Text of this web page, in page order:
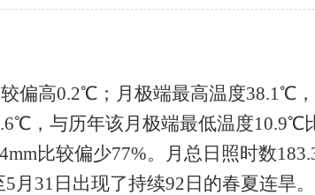
偏高0.2℃；月极端最高温度38.1℃，
℃，与历年该月极端最低温度10.9℃
比较偏少77%。月总日照时数
5月 31 日出现了持续92 日的春夏连旱。